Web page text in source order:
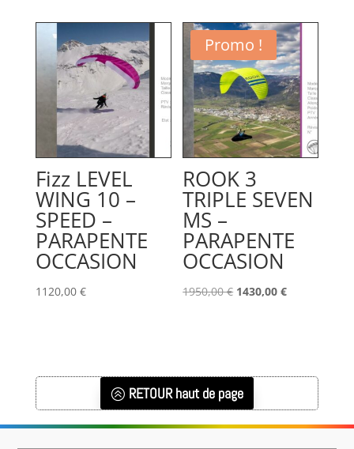
initial
était :
1060,00 €.
actuel
est :
950,00 €.
initial
était :
1750,00 €.
actuel
est :
1350,00 €.
Fizz LEVEL
WING 10 –
SPEED –
PARAPENTE
OCCASION
1120,00 €
Promo !
ROOK 3
TRIPLE SEVEN
MS –
PARAPENTE
OCCASION
1950,00€ Le
1950,00 €.
1430,00€Le
1430,00 €.
RETOUR haut de page